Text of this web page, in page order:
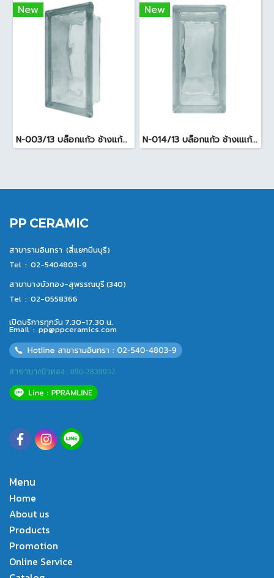
New
N-003/13 บล็อกแก้ว ช้างแก้ว WOW พริ้วแก้ว ( 24x11.5x8cm )
New
N-014/13 บล็อกแก้ว ช้างแแก้ว WOW หยาดเพชร ( 24x11.5x8 cm.)
PP CERAMIC
สาขารามอินทรา (สี่แยกมีนบุรี)
Tel : 02-5404803-9
สาขาบางบัวทอง-สุพรรณบุรี (340)
Tel : 02-0558366
เปิดบริการทุกวัน 7.30-17.30 น.
Email : pp@ppceramics.com
สาขาบางบัวทอง : 096-2839952
Menu
Home
About us
Products
Promotion
Online Service